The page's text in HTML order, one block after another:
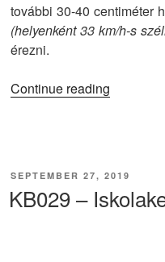
további 30-40 centiméter
(helyenként 33 km/h-s
érezni.
Continue reading
POSTED
SEPTEMBER 27, 2019
KB029 –